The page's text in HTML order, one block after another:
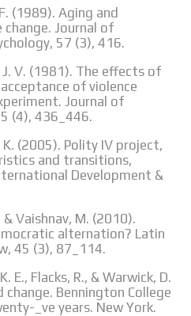
(1989). Aging and
Journal of
57 (3), 416.
J. V. (1981). The effects of
of violence
Journal of
(4), 436_446.
K. (2005). Polity IV project,
and transitions,
Development &
Vaishnav, M. (2010).
alternation? Latin
45 (3), 87_114.
E., Flacks, R., & Warwick, D.
change. Bennington College
_ve years. New York.